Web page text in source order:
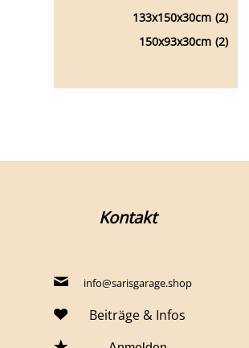
133x150x30cm (2)
150x93x30cm (2)
Kontakt
info@sarisgarage.shop
Beiträge & Infos